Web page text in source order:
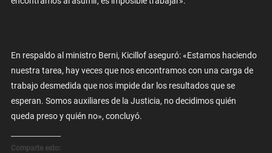
En respaldo al ministro Berni, Kicillof aseguró: «Estamos haciendo
nuestra tarea, hay veces que nos encontramos con una carga de
trabajo desmedida que nos impide dar los resultados que se
esperan. Somos auxiliares de la Justicia, no decidimos quién
queda preso y quién no», concluyó.
Comparte esto: